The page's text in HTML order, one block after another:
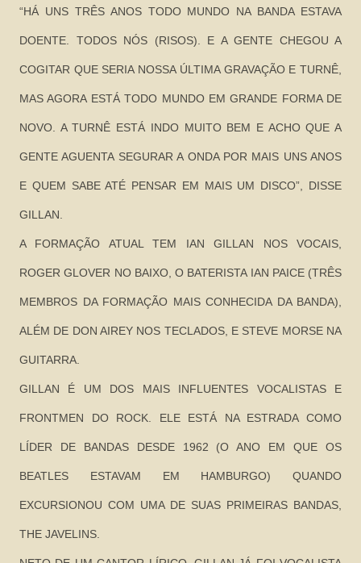
“HÁ UNS TRÊS ANOS TODO MUNDO NA BANDA ESTAVA
DOENTE. TODOS NÓS (RISOS). E A GENTE CHEGOU A
COGITAR QUE SERIA NOSSA ÚLTIMA GRAVAÇÃO E TURNÊ,
MAS AGORA ESTÁ TODO MUNDO EM GRANDE FORMA DE
NOVO. A TURNÊ ESTÁ INDO MUITO BEM E ACHO QUE A
GENTE AGUENTA SEGURAR A ONDA POR MAIS UNS ANOS
E QUEM SABE ATÉ PENSAR EM MAIS UM DISCO”, DISSE
GILLAN.
A FORMAÇÃO ATUAL TEM IAN GILLAN NOS VOCAIS,
ROGER GLOVER NO BAIXO, O BATERISTA IAN PAICE (TRÊS
MEMBROS DA FORMAÇÃO MAIS CONHECIDA DA BANDA),
ALÉM DE DON AIREY NOS TECLADOS, E STEVE MORSE NA
GUITARRA.
GILLAN É UM DOS MAIS INFLUENTES VOCALISTAS E
FRONTMEN DO ROCK. ELE ESTÁ NA ESTRADA COMO
LÍDER DE BANDAS DESDE 1962 (O ANO EM QUE OS
BEATLES ESTAVAM EM HAMBURGO) QUANDO
EXCURSIONOU COM UMA DE SUAS PRIMEIRAS BANDAS,
THE JAVELINS.